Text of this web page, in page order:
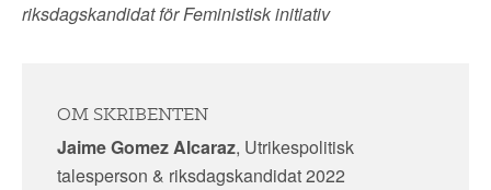
riksdagskandidat för Feministisk initiativ
OM SKRIBENTEN
Jaime Gomez Alcaraz, Utrikespolitisk
talesperson & riksdagskandidat 2022